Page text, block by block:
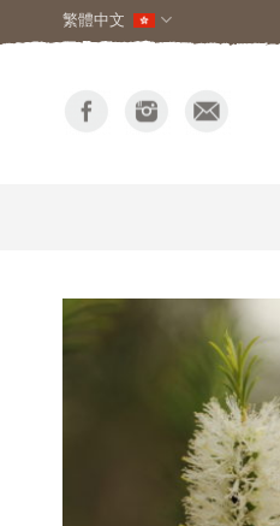
繁體中文